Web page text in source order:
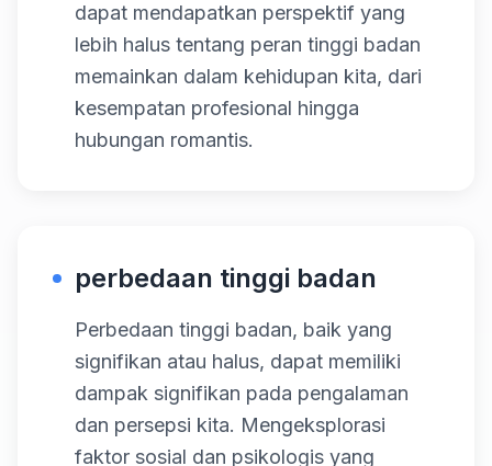
dapat mendapatkan perspektif yang
lebih halus tentang peran tinggi badan
memainkan dalam kehidupan kita, dari
kesempatan profesional hingga
hubungan romantis.
perbedaan tinggi badan
Perbedaan tinggi badan, baik yang
signifikan atau halus, dapat memiliki
dampak signifikan pada pengalaman
dan persepsi kita. Mengeksplorasi
faktor sosial dan psikologis yang